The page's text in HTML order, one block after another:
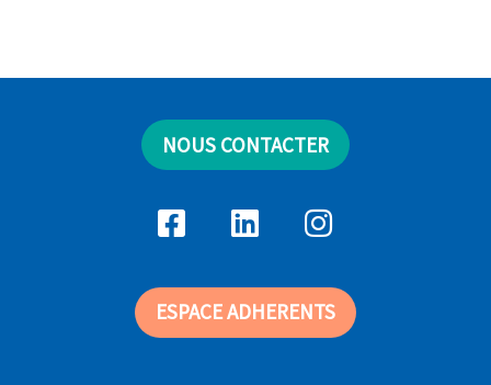
NOUS CONTACTER
ESPACE ADHERENTS